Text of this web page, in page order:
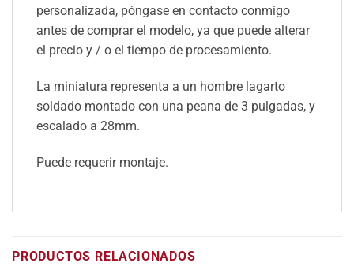
personalizada, póngase en contacto conmigo
antes de comprar el modelo, ya que puede alterar
el precio y / o el tiempo de procesamiento.
La miniatura representa a un hombre lagarto
soldado montado con una peana de 3 pulgadas, y
escalado a 28mm.
Puede requerir montaje.
PRODUCTOS RELACIONADOS